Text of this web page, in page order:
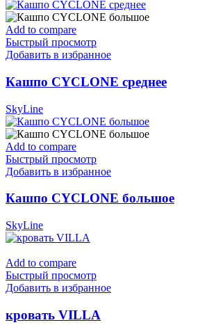
Add to compare
Быстрый просмотр
Добавить в избранное
Кашпо CYCLONE среднее
SkyLine
Add to compare
Быстрый просмотр
Добавить в избранное
Кашпо CYCLONE большое
SkyLine
Add to compare
Быстрый просмотр
Добавить в избранное
кровать VILLA